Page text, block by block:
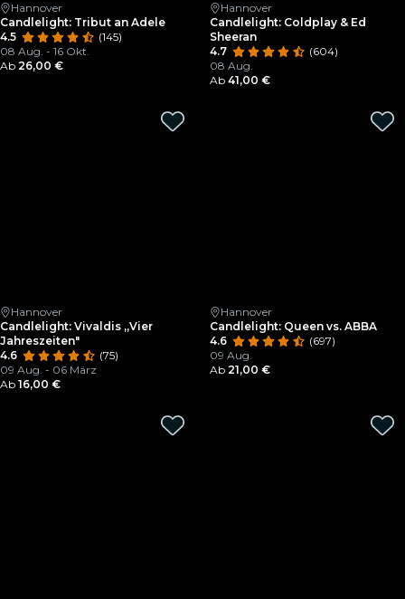
Hannover
Candlelight: Tribut an Adele
4.5
(145)
08 Aug. - 16 Okt.
Ab 26,00 €
Hannover
Candlelight: Coldplay & Ed
Sheeran
4.7
(604)
08 Aug.
Ab 41,00 €
Hannover
Candlelight: Vivaldis „Vier
Jahreszeiten"
4.6
(75)
09 Aug. - 06 März
Ab 16,00 €
Hannover
Candlelight: Queen vs. ABBA
4.6
(697)
09 Aug.
Ab 21,00 €